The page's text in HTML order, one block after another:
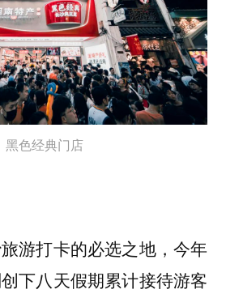
黑色经典门店
游打卡的必选之地，今年
下八天假期累计接待游客